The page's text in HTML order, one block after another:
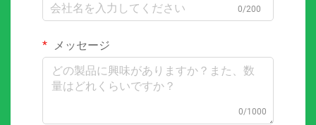
0/200
メッセージ
0/1000